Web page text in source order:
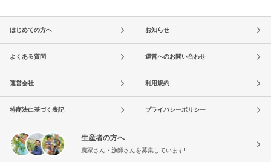
はじめての方へ お知らせ
よくある質問 運営へのお問い合わせ
運営会社 利用規約
特商法に基づく表記 プライバシーポリシー
生産者の方へ
農家さん・漁師さんを募集しています!